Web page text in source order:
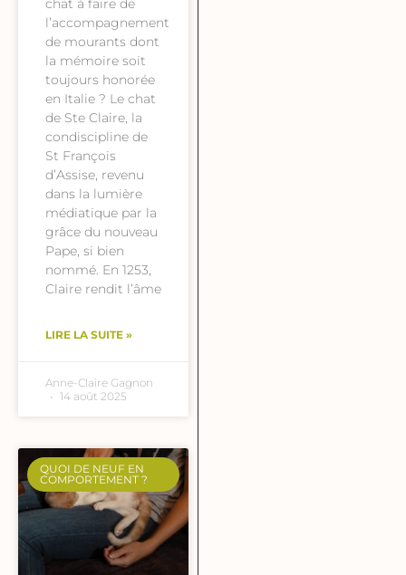
l’accompagnement
de mourants dont
la mémoire soit
toujours honorée
en Italie ? Le chat
de Ste Claire, la
condiscipline de
St François
d’Assise, revenu
dans la lumière
médiatique par la
grâce du nouveau
Pape, si bien
nommé. En 1253,
Claire rendit l’âme
LIRE LA SUITE »
Anne-Claire Gagnon
14 août 2025
QUOI DE NEUF EN
COMPORTEMENT ?